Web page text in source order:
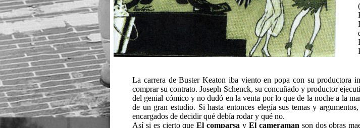
La carrera de Buster Keaton iba viento en popa con su productora
comprar su contrato. Joseph Schenck, su concuñado y productor
del genial cómico y no dudó en la venta por lo que de la noche a la
de un gran estudio. Si hasta entonces elegía sus temas y
encargados de decidir qué debía rodar y qué no.
Así si es cierto queEl comparsa y El cameraman son dos obras